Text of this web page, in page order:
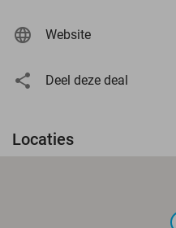
Website
Deel deze deal
Locaties